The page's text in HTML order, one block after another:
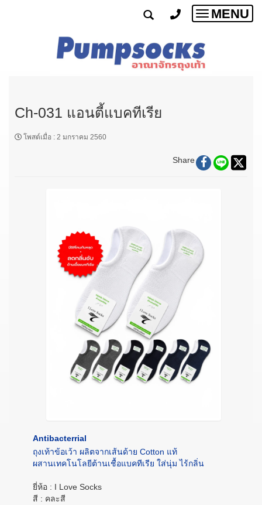
Toggle
MENU
Ch-031 แอนตี้แบคทีเรีย
โพสต์เมื่อ : 2 มกราคม 2560
Share
Antibacterrial
ถุงเท้าข้อเว้า ผลิตจากเส้นด้าย Cotton แท้
ผสานเทคโนโลยีต้านเชื้อแบคทีเรีย ใส่นุ่ม ไร้กลิ่น
ยี่ห้อ : I Love Socks
สี : คละสี